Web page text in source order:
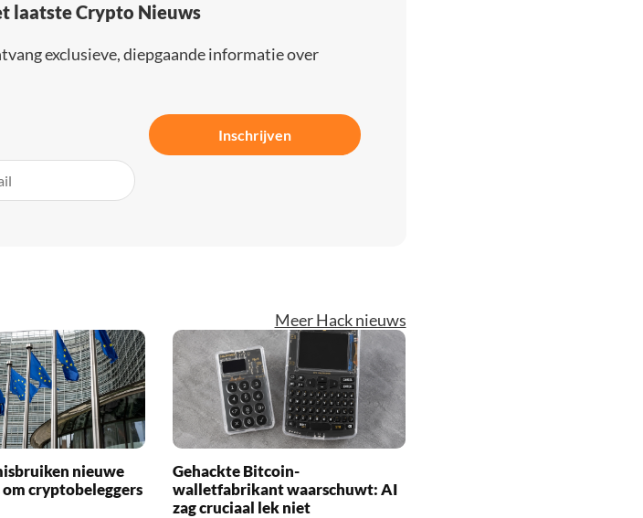
laatste Crypto Nieuws
exclusieve, diepgaande informatie over
Inschrijven
Meer Hack nieuws
nieuwe
cryptobeleggers
Gehackte Bitcoin-
walletfabrikant waarschuwt: AI
zag cruciaal lek niet